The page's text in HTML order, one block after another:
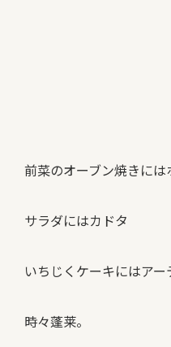
前菜のオーブン焼きに
サラダにはカドタ
いちじくケーキにはアー
時々蓬莱。